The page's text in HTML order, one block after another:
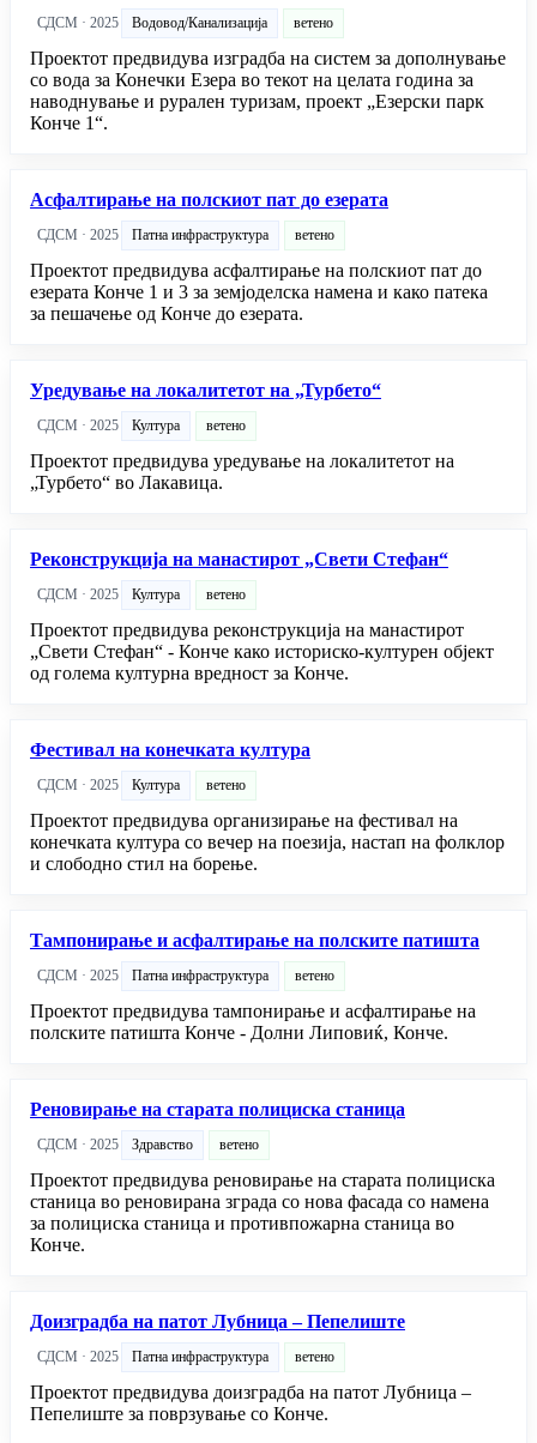
СДСМ · 2025 Водовод/Канализација ветено
Проектот предвидува изградба на систем за дополнување
со вода за Конечки Езера во текот на целата година за
наводнување и рурален туризам, проект „Езерски парк
Конче 1“.
Асфалтирање на полскиот пат до езерата
СДСМ · 2025 Патна инфраструктура ветено
Проектот предвидува асфалтирање на полскиот пат до
езерата Конче 1 и 3 за земјоделска намена и како патека
за пешачење од Конче до езерата.
Уредување на локалитетот на „Турбето“
СДСМ · 2025 Култура ветено
Проектот предвидува уредување на локалитетот на
„Турбето“ во Лакавица.
Реконструкција на манастирот „Свети Стефан“
СДСМ · 2025 Култура ветено
Проектот предвидува реконструкција на манастирот
„Свети Стефан“ - Конче како историско-културен објект
од голема културна вредност за Конче.
Фестивал на конечката култура
СДСМ · 2025 Култура ветено
Проектот предвидува организирање на фестивал на
конечката култура со вечер на поезија, настап на фолклор
и слободно стил на борење.
Тампонирање и асфалтирање на полските патишта
СДСМ · 2025 Патна инфраструктура ветено
Проектот предвидува тампонирање и асфалтирање на
полските патишта Конче - Долни Липовиќ, Конче.
Реновирање на старата полициска станица
СДСМ · 2025 Здравство ветено
Проектот предвидува реновирање на старата полициска
станица во реновирана зграда со нова фасада со намена
за полициска станица и противпожарна станица во
Конче.
Доизградба на патот Лубница – Пепелиште
СДСМ · 2025 Патна инфраструктура ветено
Проектот предвидува доизградба на патот Лубница –
Пепелиште за поврзување со Конче.